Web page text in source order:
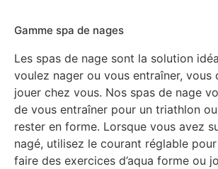
Gamme spa de nages
Les spas de nage sont la solution
voulez nager ou vous entraîner, vous
jouer chez vous. Nos spas de nage
de vous entraîner pour un triathlon
rester en forme. Lorsque vous avez
nagé, utilisez le courant réglable
faire des exercices d’aqua forme ou